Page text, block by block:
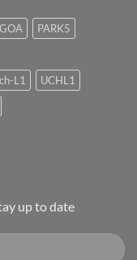
PARK5
L1
UCHL1
up to date